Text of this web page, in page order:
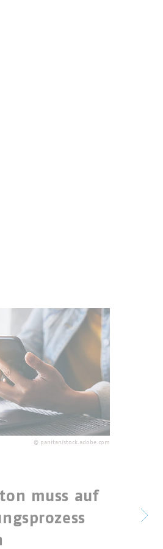
© panitan/stock.adobe.com
muss auf